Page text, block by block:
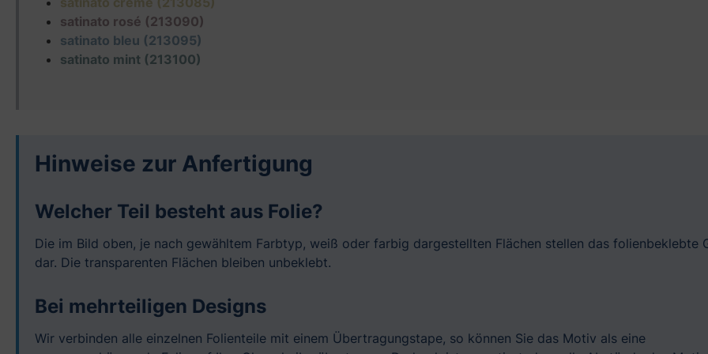
satinato rosé (213090)
satinato bleu (213095)
satinato mint (213100)
Hinweise zur Anfertigung
Welcher Teil besteht aus Folie?
Die im Bild oben, je nach gewähltem Farbtyp, weiß oder farbig dargestellten Flächen stellen das folienbeklebte
dar. Die transparenten Flächen bleiben unbeklebt.
Bei mehrteiligen Designs
Wir verbinden alle einzelnen Folienteile mit einem Übertragungstape, so können Sie das Motiv als eine